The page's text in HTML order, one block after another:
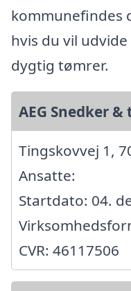
kommunefindes
hvis du vil
dygtig tømrer.
AEG Snedker &
Tingskovvej 1,
Ansatte:
Startdato: 04.
CVR: 46117506